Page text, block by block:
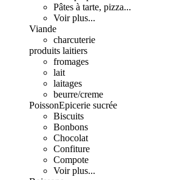
Pâtes à tarte, pizza...
Voir plus...
Viande
charcuterie
produits laitiers
fromages
lait
laitages
beurre/creme
PoissonEpicerie sucrée
Biscuits
Bonbons
Chocolat
Confiture
Compote
Voir plus...